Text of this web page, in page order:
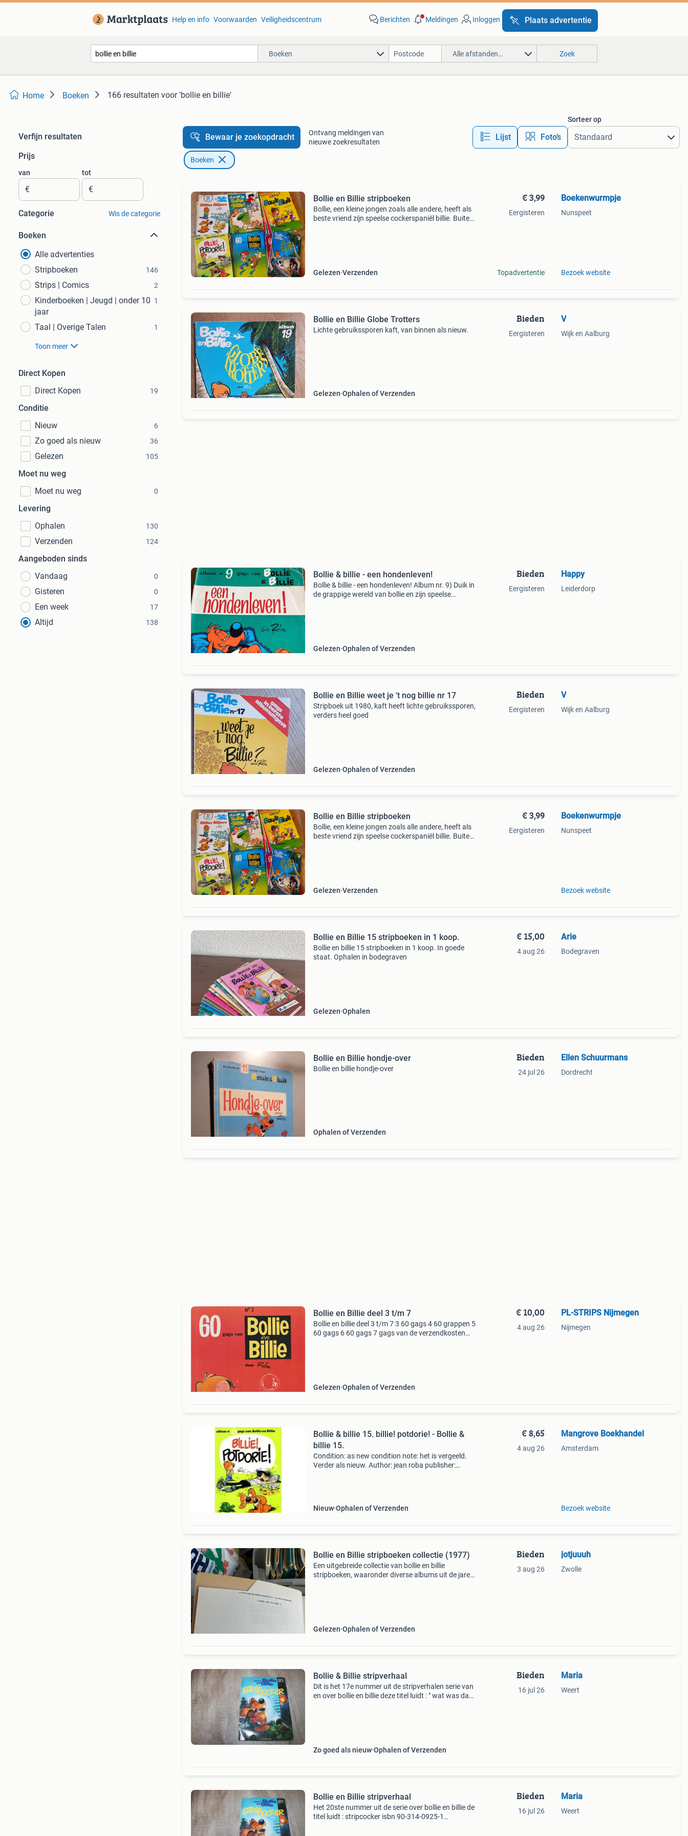
Help en info Voorwaarden Veiligheidscentrum Berichten Meldingen Inloggen Plaats advertentie
Boeken Alle afstanden… Zoek
Home Boeken 166 resultaten voor 'bollie en billie'
Verfijn resultaten
Prijs
van
€
tot
€
Categorie Wis de categorie
Boeken
Alle advertenties
Stripboeken
146
Strips | Comics 2
Kinderboeken | Jeugd | onder 10
jaar
1
Taal | Overige Talen 1
Toon meer
Direct Kopen
Direct Kopen
19
Conditie
Nieuw
6
Zo goed als nieuw 36
Gelezen 105
Moet nu weg
Moet nu weg
0
Levering
Ophalen
130
Verzenden 124
Aangeboden sinds
Vandaag
0
Gisteren 0
Een week 17
Altijd 138
Bewaar je zoekopdracht
Ontvang meldingen van
nieuwe zoekresultaten
Lijst Foto’s
Sorteer op
Boeken
Bollie en Billie stripboeken
Bollie, een kleine jongen zoals alle andere, heeft als
beste vriend zijn speelse cockerspaniël billie. Buiten
Gelezen Verzenden
€ 3,99
Eergisteren
Topadvertentie
Boekenwurmpje
Nunspeet
Bezoek website
Bollie en Billie Globe Trotters
Lichte gebruikssporen kaft, van binnen als nieuw.
Gelezen Ophalen of Verzenden
Bieden
Eergisteren
V
Wijk en Aalburg
Bollie & billie - een hondenleven!
Bollie & billie - een hondenleven! Album nr. 9) Duik in
de grappige wereld van bollie en zijn speelse
Gelezen Ophalen of Verzenden
Bieden
Eergisteren
Happy
Leiderdorp
Bollie en Billie weet je 't nog billie nr 17
Stripboek uit 1980, kaft heeft lichte gebruikssporen,
verders heel goed
Gelezen Ophalen of Verzenden
Bieden
Eergisteren
V
Wijk en Aalburg
Bollie en Billie stripboeken
Bollie, een kleine jongen zoals alle andere, heeft als
beste vriend zijn speelse cockerspaniël billie. Buiten
Gelezen Verzenden
€ 3,99
Eergisteren
Boekenwurmpje
Nunspeet
Bezoek website
Bollie en Billie 15 stripboeken in 1 koop.
Bollie en billie 15 stripboeken in 1 koop. In goede
staat. Ophalen in bodegraven
Gelezen Ophalen
€ 15,00
4 aug 26
Arie
Bodegraven
Bollie en Billie hondje-over
Bollie en billie hondje-over
Ophalen of Verzenden
Bieden
24 jul 26
Ellen Schuurmans
Dordrecht
Bollie en Billie deel 3 t/m 7
Bollie en billie deel 3 t/m 7 3 60 gags 4 60 grappen 5
60 gags 6 60 gags 7 gags van de verzendkosten
Gelezen Ophalen of Verzenden
€ 10,00
4 aug 26
PL-STRIPS Nijmegen
Nijmegen
Bollie & billie 15. billie! potdorie! - Bollie &
billie 15.
Condition: as new condition note: het is vergeeld.
Verder als nieuw. Author: jean roba publisher:
Nieuw Ophalen of Verzenden
€ 8,65
4 aug 26
Mangrove Boekhandel
Amsterdam
Bezoek website
Bollie en Billie stripboeken collectie (1977)
Een uitgebreide collectie van bollie en billie
stripboeken, waaronder diverse albums uit de jaren
Gelezen Ophalen of Verzenden
Bieden
3 aug 26
jotjuuuh
Zwolle
Bollie & Billie stripverhaal
Dit is het 17e nummer uit de stripverhalen serie van
en over bollie en billie deze titel luidt : " wat was dat
Zo goed als nieuw Ophalen of Verzenden
Bieden
16 jul 26
Maria
Weert
Bollie en Billie stripverhaal
Het 20ste nummer uit de serie over bollie en billie de
titel luidt : stripcocker isbn 90-314-0925-1
Bieden
16 jul 26
Maria
Weert